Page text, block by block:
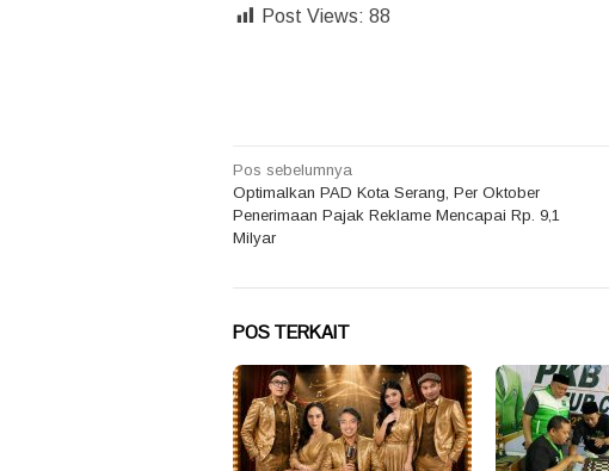
Post Views: 88
Navigasi
pos
Pos sebelumnya
Optimalkan PAD Kota Serang, Per Oktober
Penerimaan Pajak Reklame Mencapai Rp. 9,1
Milyar
POS TERKAIT